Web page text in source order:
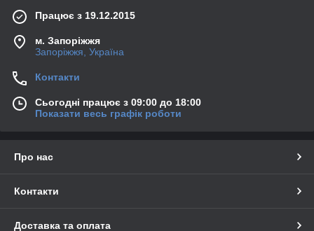
Працює з 19.12.2015
м. Запоріжжя
Запоріжжя, Україна
Контакти
Сьогодні працює з 09:00 до 18:00
Показати весь графік роботи
Про нас
Контакти
Доставка та оплата